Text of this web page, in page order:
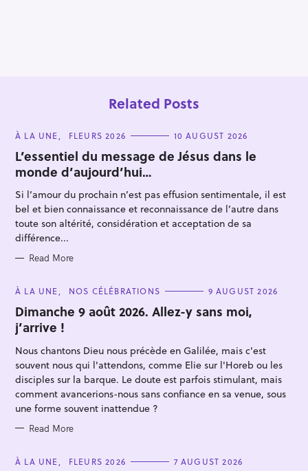
o
n
Related Posts
C
T
E
G
O
R
I
E
S
À LA UNE FLEURS 2026 10 AUGUST 2026
L’essentiel du message de Jésus dans le
monde d’aujourd’hui…
Si l’amour du prochain n’est pas effusion sentimentale, il est
bel et bien connaissance et reconnaissance de l’autre dans
toute son altérité, considération et acceptation de sa
différence...
Read More
C
T
E
G
O
I
E
S
À LA UNE NOS CÉLÉBRATIONS 9 AUGUST 2026
Dimanche 9 août 2026. Allez-y sans moi,
j’arrive !
Nous chantons Dieu nous précède en Galilée, mais c'est
souvent nous qui l'attendons, comme Elie sur l'Horeb ou les
disciples sur la barque. Le doute est parfois stimulant, mais
comment avancerions-nous sans confiance en sa venue, sous
une forme souvent inattendue ?
Read More
C
À LA UNE FLEURS 2026 7 AUGUST 2026
S
e
a
r
c
h